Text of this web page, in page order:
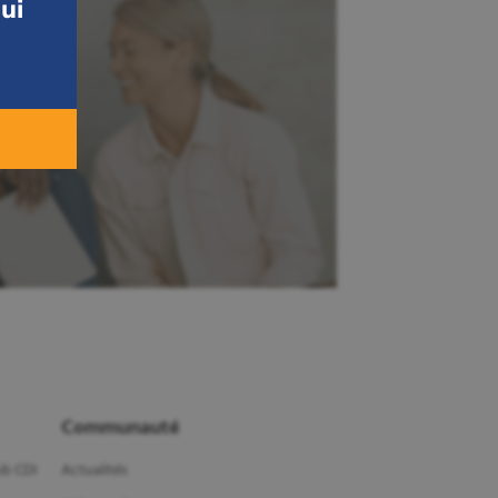
CDI
Communauté
Actualités